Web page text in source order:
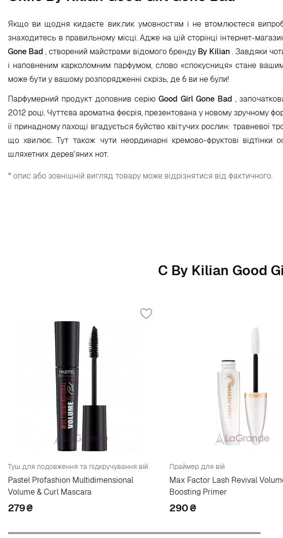
Якщо ви щодня кидаєте виклик умовностям і не втомлюєтеся
знаходитесь в правильному місці. Адже на цій сторінці інтернет-
Gone Bad , створений майстрами відомого бренду By Kilian. Завдяки
і наповненим карколомним парфумом, слово «спокусниця» стане
може бути у вашому розпорядженні скрізь, де б ви не були!
Парфумерний продукт доповнив серію Good Girl Gone Bad ,
2012 році. Чуттєва ароматна феєрія, презентована у новому зручному
її принадному пахощі вгадується буйство квітучих рослин: травневої
що хвилює. Тут також чути неординарні кремово-фруктові відтінки
шляхетних дерев'яних нот.
* опис або зовнішній вигляд товару може відрізнятися від фактичного.
С By Kilian Good
Туш для подовження та підкручування вій
Pastel Profashion Multidimensional
Volume & Curl Mascara
279₴
Праймер для вій
Max Factor Lash Revival
Boosting Primer
290₴